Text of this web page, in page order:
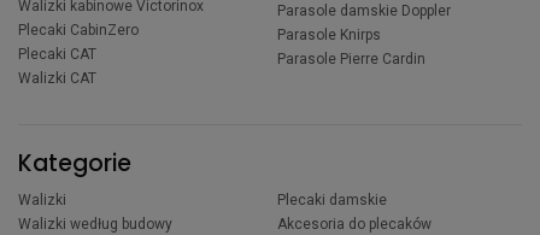
Walizki kabinowe Victorinox
Plecaki CabinZero
Plecaki CAT
Walizki CAT
Parasole damskie Doppler
Parasole Knirps
Parasole Pierre Cardin
Kategorie
Walizki
Walizki według budowy
Plecaki damskie
Akcesoria do plecaków